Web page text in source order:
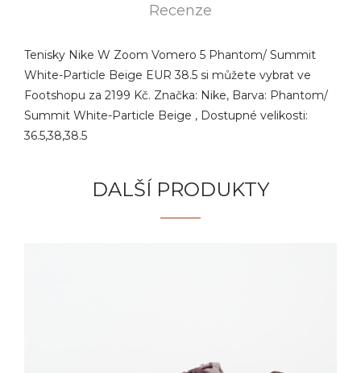
Recenze
Tenisky Nike W Zoom Vomero 5 Phantom/ Summit
White-Particle Beige EUR 38.5 si můžete vybrat ve
Footshopu za 2199 Kč. Značka: Nike, Barva: Phantom/
Summit White-Particle Beige , Dostupné velikosti:
36.5,38,38.5
DALŠÍ PRODUKTY